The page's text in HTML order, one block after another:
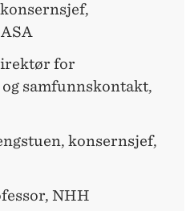
for
samfunnskontakt,
konsernsjef,
NHH